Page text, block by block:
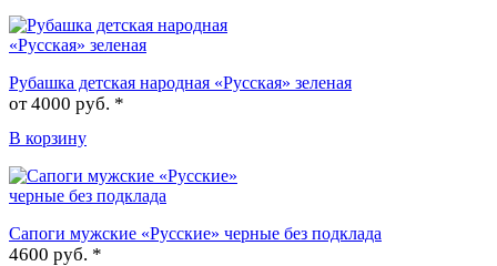
Рубашка детская народная «Русская» зеленая
от4000 руб. *
В корзину
Сапоги мужские «Русские» черные без подклада
4600 руб. *